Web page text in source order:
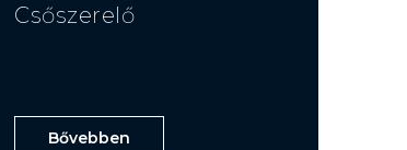
Csőszerelő
Bővebben